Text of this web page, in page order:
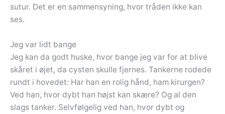
sutur. Det er en sammensyning, hvor tråden ikke kan
ses.
Jeg var lidt bange
Jeg kan da godt huske, hvor bange jeg var for at blive
skåret i øjet, da cysten skulle fjernes. Tankerne rodede
rundt i hovedet: Har han en rolig hånd, ham kirurgen?
Ved han, hvor dybt han højst kan skære? Og al den
slags tanker. Selvfølgelig ved han, hvor dybt og